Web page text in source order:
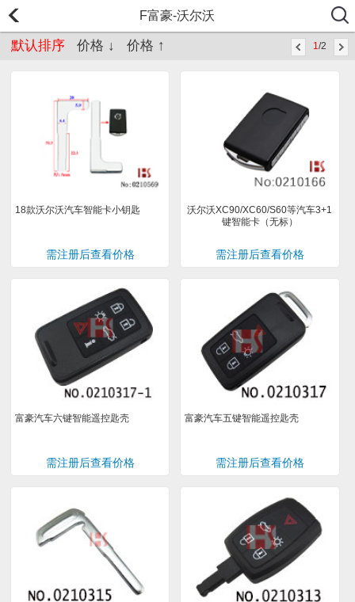
F富豪-沃尔沃
默认排序 价格 ↓ 价格 ↑ 1/2
18款沃尔沃汽车智能卡小钥匙
需注册后查看价格
沃尔沃XC90/XC60/S60等汽车3+1
键智能卡（无标）
需注册后查看价格
富豪汽车六键智能遥控匙壳
需注册后查看价格
富豪汽车五键智能遥控匙壳
需注册后查看价格